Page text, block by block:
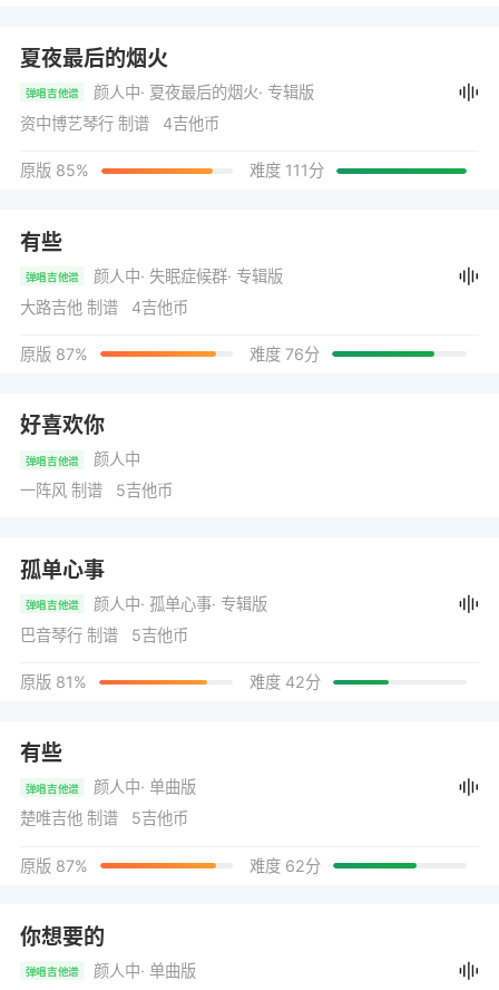
夏夜最后的烟火
弹唱吉他谱 颜人中· 夏夜最后的烟火· 专辑版
资中博艺琴行 制谱 4吉他币
原版 85% 难度 111分
有些
弹唱吉他谱 颜人中· 失眠症候群· 专辑版
大路吉他 制谱 4吉他币
原版 87% 难度 76分
好喜欢你
弹唱吉他谱
颜人中
一阵风 制谱 5吉他币
孤单心事
弹唱吉他谱 颜人中· 孤单心事· 专辑版
巴音琴行 制谱 5吉他币
原版 81% 难度 42分
有些
弹唱吉他谱 颜人中· 单曲版
楚唯吉他 制谱 5吉他币
原版 87% 难度 62分
你想要的
弹唱吉他谱 颜人中· 单曲版